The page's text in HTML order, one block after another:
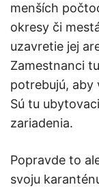
menších
okresy či
uzavretie jej
Zamestnanci
potrebujú, aby
Sú tu
zariadenia.
Popravde to
svoju